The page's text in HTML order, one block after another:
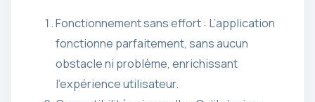
Fonctionnement sans effort : L’application
fonctionne parfaitement, sans aucun
obstacle ni problème, enrichissant
l’expérience utilisateur.